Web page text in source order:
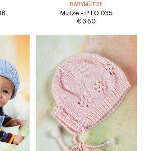
BABYMÜTZE
Mütze - PTO 035
€3.50